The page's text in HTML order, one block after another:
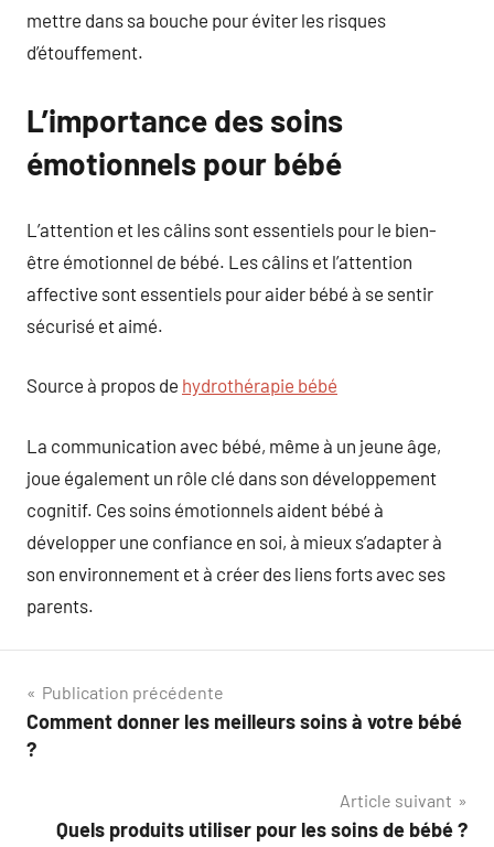
mettre dans sa bouche pour éviter les risques
d’étouffement.
L’importance des soins
émotionnels pour bébé
L’attention et les câlins sont essentiels pour le bien-
être émotionnel de bébé. Les câlins et l’attention
affective sont essentiels pour aider bébé à se sentir
sécurisé et aimé.
Source à propos de hydrothérapie bébé
La communication avec bébé, même à un jeune âge,
joue également un rôle clé dans son développement
cognitif. Ces soins émotionnels aident bébé à
développer une confiance en soi, à mieux s’adapter à
son environnement et à créer des liens forts avec ses
parents.
Navigation
de
Publication précédente
Comment donner les meilleurs soins à votre bébé
?
Article suivant
Quels produits utiliser pour les soins de bébé ?